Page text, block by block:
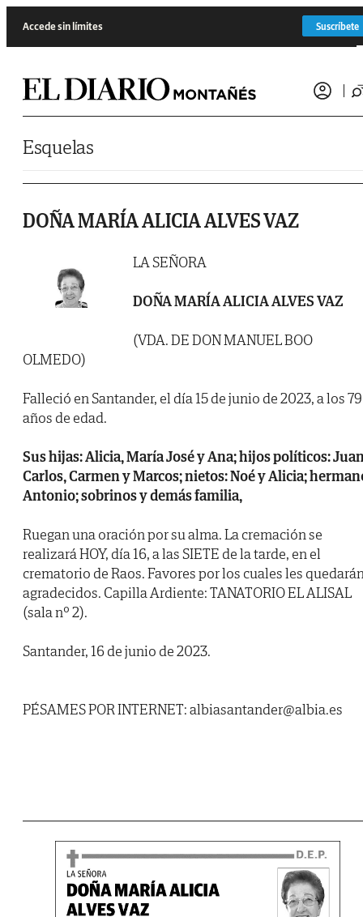
Accede sin límites Suscríbete
Esquelas
DOÑA MARÍA ALICIA ALVES VAZ
LA SEÑORA
DOÑA MARÍA ALICIA ALVES VAZ
(VDA. DE DON MANUEL BOO
OLMEDO)
Falleció en Santander, el día 15 de junio de 2023, a los 79
años de edad.
Sus hijas: Alicia, María José y Ana; hijos políticos:
Carlos, Carmen y Marcos; nietos: Noé y Alicia;
Antonio; sobrinos y demás familia,
Ruegan una oración por su alma. La cremación se
realizará HOY, día 16, a las SIETE de la tarde, en el
crematorio de Raos. Favores por los cuales les
agradecidos. Capilla Ardiente: TANATORIO EL ALISAL
(sala nº 2).
Santander, 16 de junio de 2023.
PÉSAMES POR INTERNET: albiasantander@albia.es